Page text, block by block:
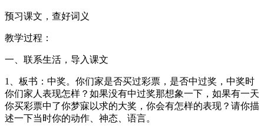
预习课文，查好词义
教学过程：
一、联系生活，导入课文
1、板书：中奖。你们家是否买过彩票，是否中过奖，中奖时
你们家人表现怎样？如果没有中过奖那想象一下，如果有一天
你买彩票中了你梦寐以求的大奖，你会有怎样的表现？请你描
述一下当时你的动作、神态、语言。